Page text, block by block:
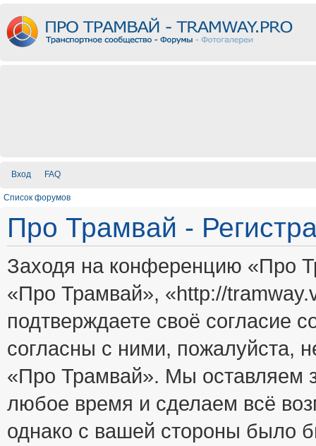
Вход FAQ
Список форумов
Про Трамвай -
Заходя на конференцию «Про
«Про Трамвай», «http://
подтверждаете своё
согласны с ними, пожалуйста,
«Про Трамвай». Мы оставляем
любое время и сделаем всё
однако с вашей стороны было